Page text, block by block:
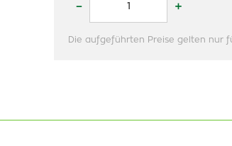
– +
Die aufgeführten Preise gelten nur